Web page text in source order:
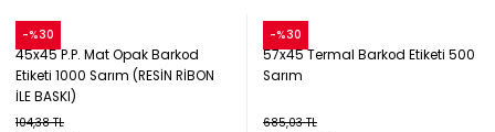
-%30
Snow
45x45 P.P. Mat Opak Barkod
Etiketi 1000 Sarım (RESİN RİBON
İLE BASKI)
104,38 TL
-%30
Snow
57x45 Termal Barkod Etiketi 500
Sarım
685,03 TL